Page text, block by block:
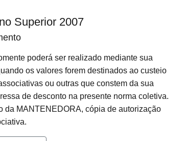
Superior 2007
poderá ser realizado mediante sua
os valores forem destinados ao custeio
ou outras que constem da sua
de desconto na presente norma coletiva.
da MANTENEDORA, cópia de autorização